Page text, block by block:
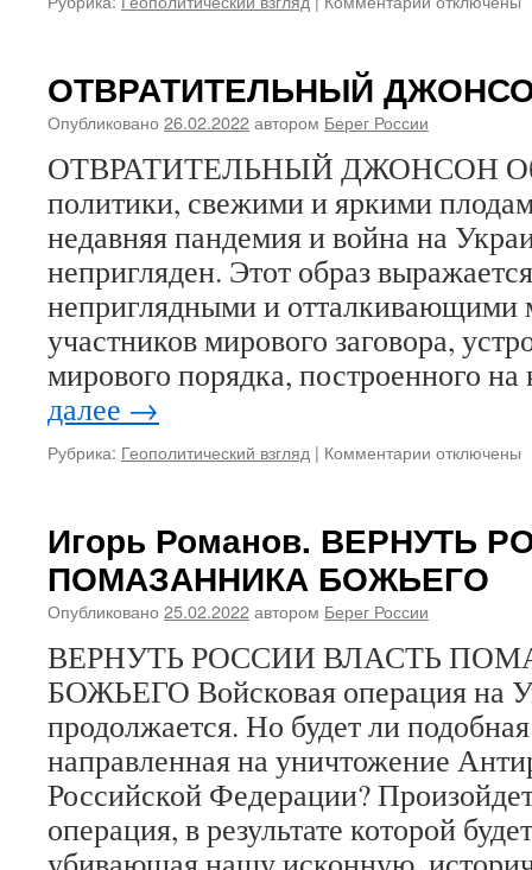
Китай
на
ОТВРАТИТЕЛЬНЫЙ
Опубликовано 26.02.2022автором Берег России
ОТВРАТИТЕЛЬНЫЙ ДЖОНСОН
политики, свежими и яркими
недавняя пандемия и война на
непригляден. Этот образ
неприглядными и отталкивающими
участников мирового заговора,
мирового порядка, построенного
далее →
Рубрика: Геополитический взгляд | Комментарии котключены
Игорь Романов. ВЕРНУТЬ
ПОМАЗАННИКА БОЖЬЕГО
Опубликовано 25.02.2022автором Берег России
ВЕРНУТЬ РОССИИ ВЛАСТЬ
БОЖЬЕГО Войсковая операция на
продолжается. Но будет ли
направленная на уничтожение
Российской Федерации?
операция, в результате которой